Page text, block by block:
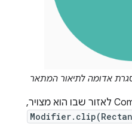
כדי לחתוך את רכיב ה-Composable לאזור שבו הוא מצויר,